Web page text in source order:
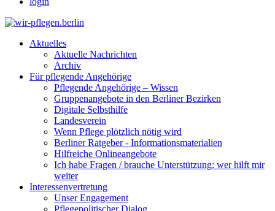
Aktuelles
Aktuelle Nachrichten
Archiv
Für pflegende Angehörige
Pflegende Angehörige – Wissen
Gruppenangebote in den Berliner Bezirken
Digitale Selbsthilfe
Landesverein
Wenn Pflege plötzlich nötig wird
Berliner Ratgeber - Informationsmaterialien
Hilfreiche Onlineangebote
Ich habe Fragen / brauche Unterstützung: wer hilft mir
weiter
Interessenvertretung
Unser Engagement
Pflegepolitischer Dialog